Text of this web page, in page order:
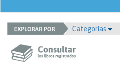
Categorías